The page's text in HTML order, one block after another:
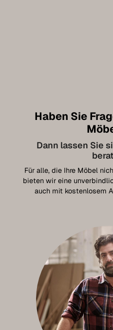
Haben Sie
Dann lassen Sie
Für alle, die Ihre Möbel
bieten wir eine
auch mit kostenlosem